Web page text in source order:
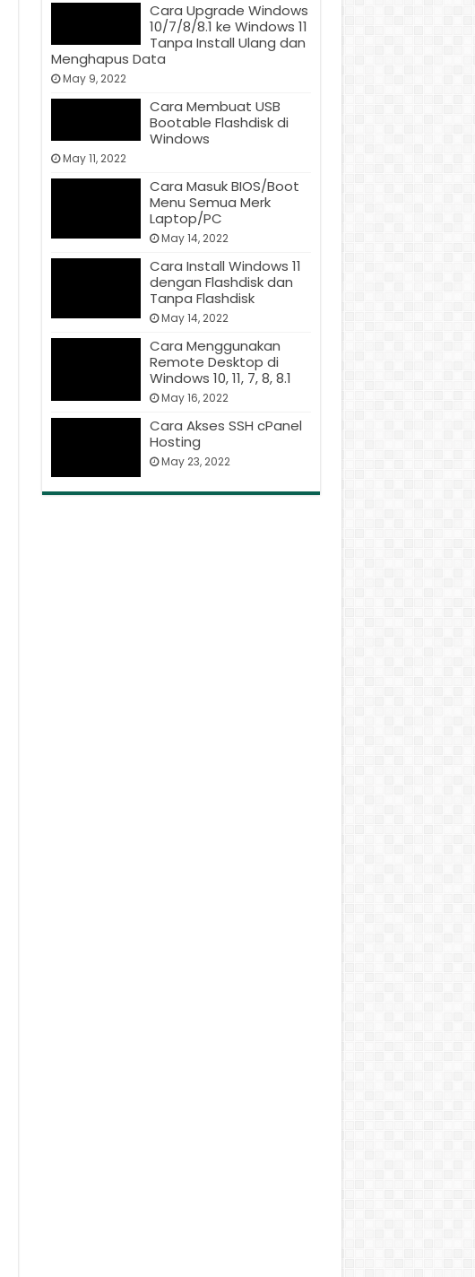
Cara Upgrade Windows
10/7/8/8.1 ke Windows 11
Tanpa Install Ulang dan
Menghapus Data
May 9, 2022
Cara Membuat USB
Bootable Flashdisk di
Windows
May 11, 2022
Cara Masuk BIOS/Boot
Menu Semua Merk
Laptop/PC
May 14, 2022
Cara Install Windows 11
dengan Flashdisk dan
Tanpa Flashdisk
May 14, 2022
Cara Menggunakan
Remote Desktop di
Windows 10, 11, 7, 8, 8.1
May 16, 2022
Cara Akses SSH cPanel
Hosting
May 23, 2022